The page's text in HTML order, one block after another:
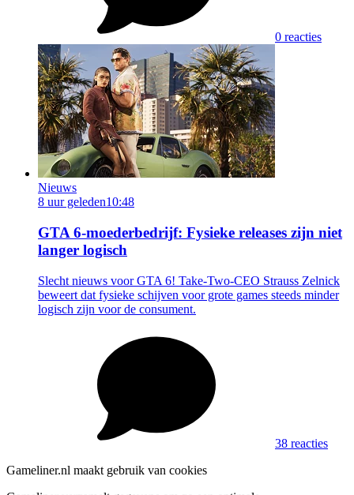
0 reacties
Nieuws
8 uur geleden10:48
GTA 6-moederbedrijf: Fysieke releases zijn niet
langer logisch
Slecht nieuws voor GTA 6! Take-Two-CEO Strauss Zelnick
beweert dat fysieke schijven voor grote games steeds minder
logisch zijn voor de consument.
38 reacties
Gameliner.nl maakt gebruik van cookies